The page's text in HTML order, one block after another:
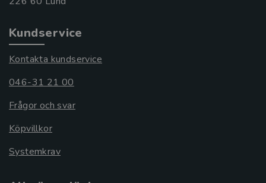
Kundservice
Kontakta kundservice
046-31 21 00
Frågor och svar
Köpvillkor
Systemkrav